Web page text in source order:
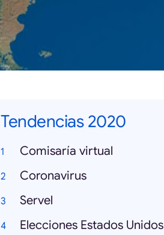
Tendencias 2020
Comisaría virtual
Coronavirus
Servel
Elecciones Estados Unidos